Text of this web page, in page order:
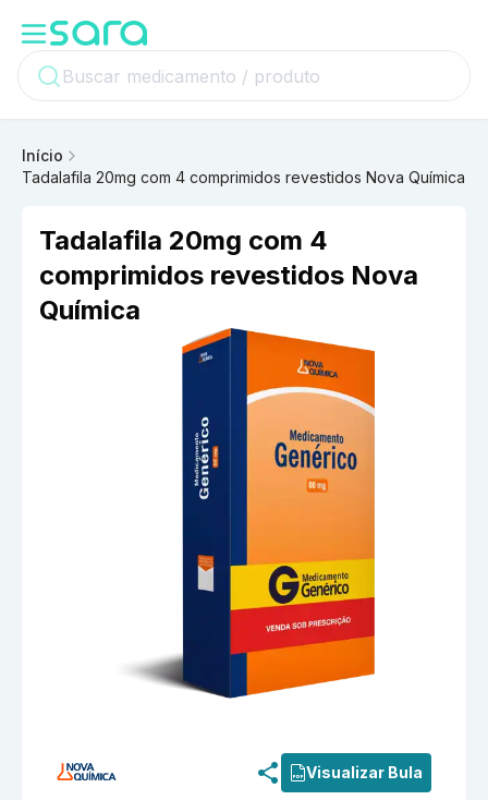
Início
Tadalafila 20mg com 4 comprimidos revestidos Nova Química
Tadalafila 20mg com 4
comprimidos revestidos Nova
Química
Visualizar Bula